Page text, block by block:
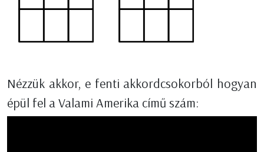
Nézzük akkor, e fenti akkordcsokorból hogyan
épül fel a Valami Amerika című szám: